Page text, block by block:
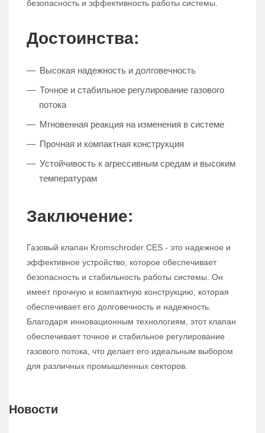
безопасность и эффективность работы системы.
Достоинства:
Высокая надежность и долговечность
Точное и стабильное регулирование газового
потока
Мгновенная реакция на изменения в системе
Прочная и компактная конструкция
Устойчивость к агрессивным средам и высоким
температурам
Заключение:
Газовый клапан Kromschroder CES - это надежное и
эффективное устройство, которое обеспечивает
безопасность и стабильность работы системы. Он
имеет прочную и компактную конструкцию, которая
обеспечивает его долговечность и надежность.
Благодаря инновационным технологиям, этот клапан
обеспечивает точное и стабильное регулирование
газового потока, что делает его идеальным выбором
для различных промышленных секторов.
Новости